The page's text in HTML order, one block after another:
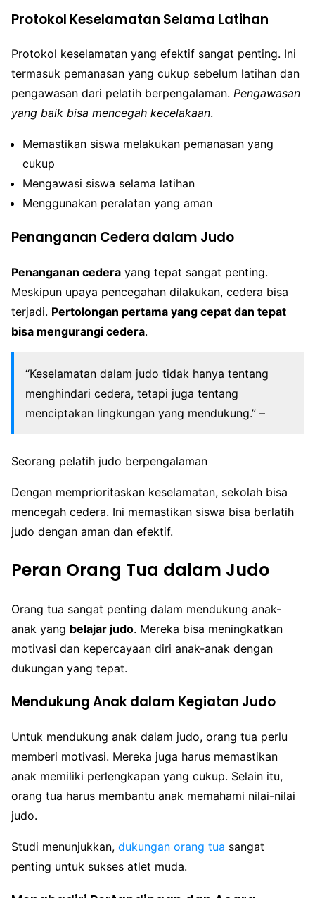
Protokol Keselamatan Selama Latihan
Protokol keselamatan yang efektif sangat penting. Ini
termasuk pemanasan yang cukup sebelum latihan dan
pengawasan dari pelatih berpengalaman. Pengawasan
yang baik bisa mencegah kecelakaan.
Memastikan siswa melakukan pemanasan yang
cukup
Mengawasi siswa selama latihan
Menggunakan peralatan yang aman
Penanganan Cedera dalam Judo
Penanganan cedera yang tepat sangat penting.
Meskipun upaya pencegahan dilakukan, cedera bisa
terjadi. Pertolongan pertama yang cepat dan tepat
bisa mengurangi cedera.
“Keselamatan dalam judo tidak hanya tentang
menghindari cedera, tetapi juga tentang
menciptakan lingkungan yang mendukung.” –
Seorang pelatih judo berpengalaman
Dengan memprioritaskan keselamatan, sekolah bisa
mencegah cedera. Ini memastikan siswa bisa berlatih
judo dengan aman dan efektif.
Peran Orang Tua dalam Judo
Orang tua sangat penting dalam mendukung anak-
anak yang belajar judo. Mereka bisa meningkatkan
motivasi dan kepercayaan diri anak-anak dengan
dukungan yang tepat.
Mendukung Anak dalam Kegiatan Judo
Untuk mendukung anak dalam judo, orang tua perlu
memberi motivasi. Mereka juga harus memastikan
anak memiliki perlengkapan yang cukup. Selain itu,
orang tua harus membantu anak memahami nilai-nilai
judo.
Studi menunjukkan, dukungan orang tua sangat
penting untuk sukses atlet muda.